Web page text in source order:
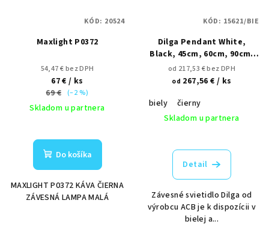
Maxlight P0372
54,47 € bez DPH
67 €/ ks
69 € (–2 %)
Skladom u partnera
Do košíka
MAXLIGHT P0372 KÁVA ČIERNA
ZÁVESNÁ LAMPA MALÁ
KÓD: 20524
Dilga Pendant White,
Black, 45cm, 60cm, 90cm,
110cm, 135cm
nestmievateľné, TRIAC,
od 217,53 € bez DPH
od 267,56 €/ ks
biely
čierny
Skladom u partnera
Detail
Závesné svietidlo Dilga od
výrobcu ACB je k dispozícii v
bielej a...
KÓD: 15621/BIE